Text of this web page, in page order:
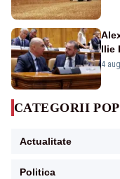
Ilie
4
CATEGORII
Actualitate
Politica